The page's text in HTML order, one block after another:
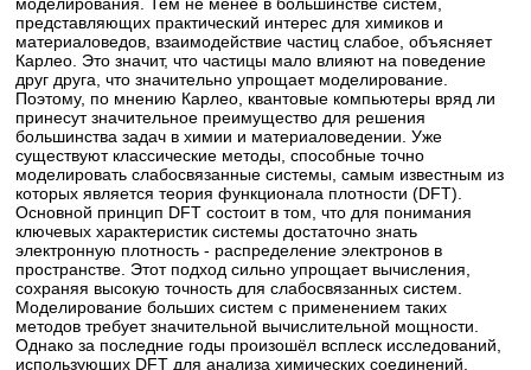
представляющих практический интерес для химиков и
материаловедов, взаимодействие частиц слабое, объясняет
Карлео. Это значит, что частицы мало влияют на поведение
друг друга, что значительно упрощает моделирование.
Поэтому, по мнению Карлео, квантовые компьютеры вряд ли
принесут значительное преимущество для решения
большинства задач в химии и материаловедении. Уже
существуют классические методы, способные точно
моделировать слабосвязанные системы, самым известным из
которых является теория функционала плотности (DFT).
Основной принцип DFT состоит в том, что для понимания
ключевых характеристик системы достаточно знать
электронную плотность - распределение электронов в
пространстве. Этот подход сильно упрощает вычисления,
сохраняя высокую точность для слабосвязанных систем.
Моделирование больших систем с применением таких
методов требует значительной вычислительной мощности.
Однако за последние годы произошёл всплеск исследований,
использующих DFT для анализа химических соединений,